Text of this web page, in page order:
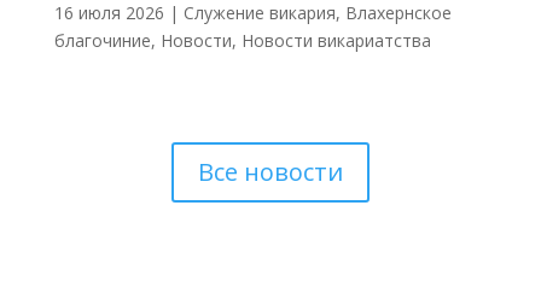
16 июля 2026 | Cлужение викария, Влахернское
благочиние, Новости, Новости викариатства
Все новости